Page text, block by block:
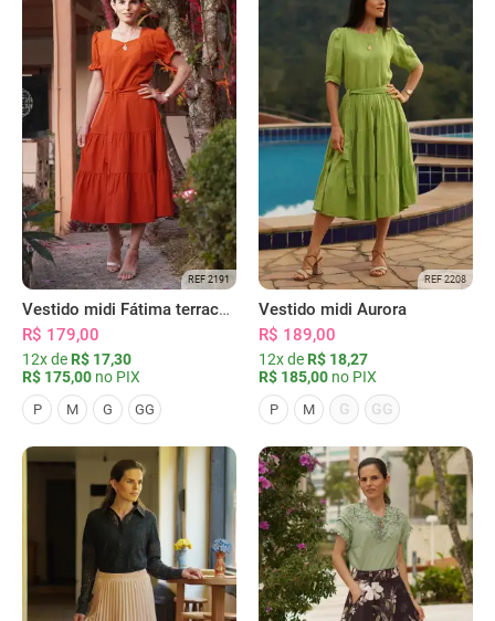
REF 2191
Vestido midi Fátima terracota
R$ 179,00
12x de R$ 17,30
R$ 175,00 no PIX
P M G GG
REF 2208
Vestido midi Aurora
R$ 189,00
12x de R$ 18,27
R$ 185,00 no PIX
P M G GG